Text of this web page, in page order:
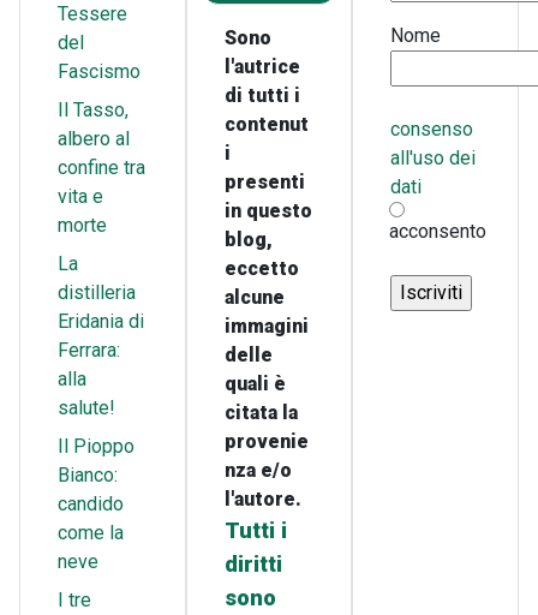
Tessere
del
Fascismo
Il Tasso,
albero al
confine tra
vita e
morte
La
distilleria
Eridania di
Ferrara:
alla
salute!
Il Pioppo
Bianco:
candido
come la
neve
I tre
Sono
l'autrice
di tutti i
contenut
i
presenti
in questo
blog,
eccetto
alcune
immagini
delle
quali è
citata la
provenie
nza e/o
l'autore.
Tutti i
diritti
sono
Nome
consenso
all'uso dei
dati
acconsento